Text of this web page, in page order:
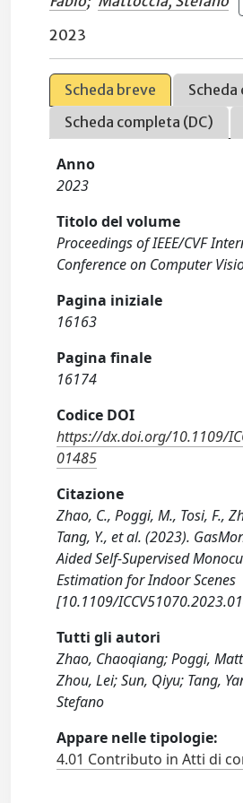
2023
Scheda breve
Scheda completa (DC)
Anno
2023
Titolo del volume
Proceedings of IEEE/CVF
Conference on Computer
Pagina iniziale
16163
Pagina finale
16174
Codice DOI
https://dx.doi.org/10.1109/
01485
Citazione
Zhao, C., Poggi, M., Tosi, F.,
Tang, Y., et al. (2023).
Aided Self-Supervised
Estimation for Indoor Scenes
[10.1109/
Tutti gli autori
Zhao, Chaoqiang; Poggi,
Zhou, Lei; Sun, Qiyu; Tang,
Stefano
Appare nelle tipologie:
4.01 Contributo in Atti di